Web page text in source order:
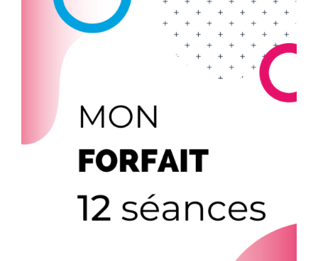
PRÉPARATION MENTALE
COACHING PERSONNEL
TARIFS